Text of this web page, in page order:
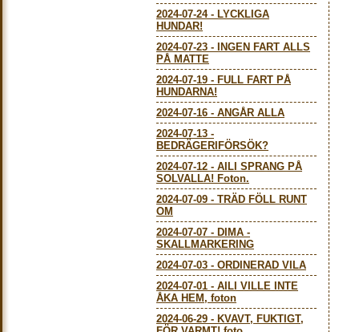
2024-07-24- LYCKLIGA
HUNDAR!
2024-07-23 -
INGEN FART ALLS
PÅ MATTE
2024-07-19 - FULL FART PÅ
HUNDARNA!
2024-07-16 - ANGÅR ALLA
2024-07-13 -
BEDRÄGERIFÖRSÖK?
2024-07-12 - AILI SPRANG PÅ
SOLVALLA! Foton.
2024-07-09 - TRÄD FÖLL RUNT
OM
2024-07-07 - DIMA -
SKALLMARKERING
2024-07-03 - ORDINERAD VILA
2024-07-01 - AILI VILLE INTE
ÅKA HEM, foton
2024-06-29 - KVAVT, FUKTIGT,